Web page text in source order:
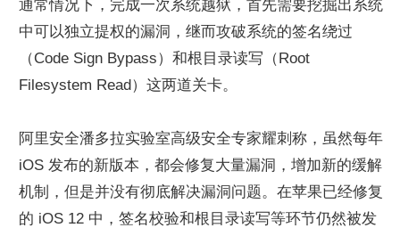
通常情况下，完成一次系统越狱，首先需要挖掘出系统
中可以独立提权的漏洞，继而攻破系统的签名绕过
（Code Sign Bypass）和根目录读写（Root
Filesystem Read）这两道关卡。
阿里安全潘多拉实验室高级安全专家耀刺称，虽然每年
iOS 发布的新版本，都会修复大量漏洞，增加新的缓解
机制，但是并没有彻底解决漏洞问题。在苹果已经修复
的 iOS 12 中，签名校验和根目录读写等环节仍然被发